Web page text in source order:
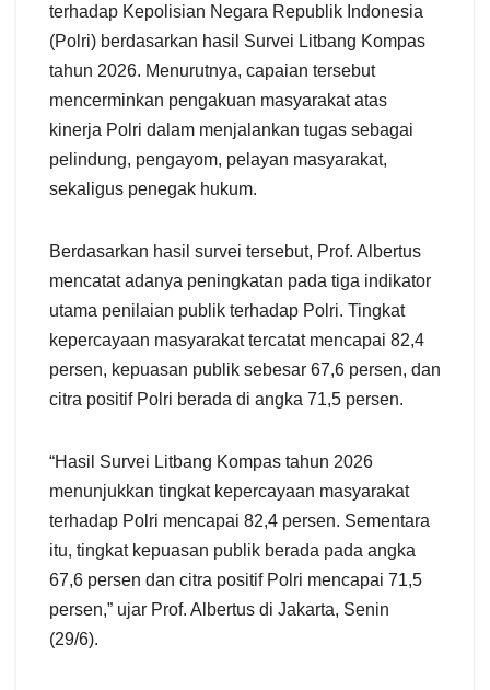
terhadap Kepolisian Negara Republik Indonesia
(Polri) berdasarkan hasil Survei Litbang Kompas
tahun 2026. Menurutnya, capaian tersebut
mencerminkan pengakuan masyarakat atas
kinerja Polri dalam menjalankan tugas sebagai
pelindung, pengayom, pelayan masyarakat,
sekaligus penegak hukum.
Berdasarkan hasil survei tersebut, Prof. Albertus
mencatat adanya peningkatan pada tiga indikator
utama penilaian publik terhadap Polri. Tingkat
kepercayaan masyarakat tercatat mencapai 82,4
persen, kepuasan publik sebesar 67,6 persen, dan
citra positif Polri berada di angka 71,5 persen.
“Hasil Survei Litbang Kompas tahun 2026
menunjukkan tingkat kepercayaan masyarakat
terhadap Polri mencapai 82,4 persen. Sementara
itu, tingkat kepuasan publik berada pada angka
67,6 persen dan citra positif Polri mencapai 71,5
persen,” ujar Prof. Albertus di Jakarta, Senin
(29/6).